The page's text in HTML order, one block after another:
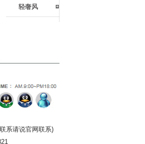
轻奢风
系请说官网联系)